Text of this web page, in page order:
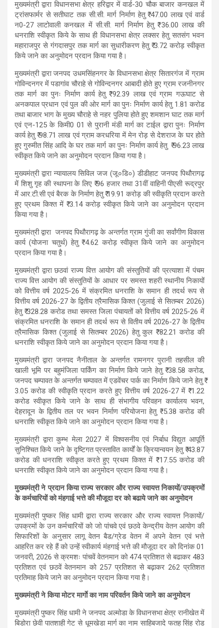
मुख्यमंत्री द्वारा विधानसभा क्षेत्र हरिद्वार में वार्ड-30 चौक बाजार कनखल में
ट्रांसफार्मर से सतीघाट तक सी.सी. मार्ग निर्माण हेतु ₹ 47.00 लाख एवं वार्ड
न0-27 लाटोवाली कनखल में सी.सी. मार्ग निर्माण हेतु ₹ 36.00 लाख की
धनराशि स्वीकृत किये के साथ ही विधानसभा क्षेत्र लक्सर हेतु सतसंग भवन
महाराजपुर से गंगदासपुर तक मार्ग का सुधारीकरण हेतु ₹ 3.72 करोड़ स्वीकृत
किये जाने का अनुमोदन प्रदान किया गया है।
मुख्यमंत्री द्वारा जनपद उधमसिंहनगर के विधानसभा क्षेत्र सितारगंज में ग्राम
गोविन्दनगर में पडागांव चौराहे से गोविन्दनगर आबादी होते हुए ग्राम रजनीनगर
तक मार्ग का पुनः निर्माण कार्य हेतु ₹ 92.39 लाख एवं ग्राम गऊघाट से
अनकपाल प्रधान एवं पुल की ओर मार्ग का पुनः निर्माण कार्य हेतु 1.81 करोड
तथा बाजार भाग के मुख्य चौराहे से नहर पुलिया होते हुए शमशान घाट तक मार्ग
एवं एन-125 के किमी0 01 से पुरानी मंडी मार्ग का टाईल द्वारा पुनः निर्माण
कार्य हेतु ₹ 98.71 लाख एवं ग्राम करधरिया में मेन रोड़ से देशराज के घर होते
हुए गुरुमीत सिंह आदि के घर तक मार्ग का पुनः निर्माण कार्य हेतु ₹ 96.23 लाख
स्वीकृत किये जाने का अनुमोदन प्रदान किया गया है।
मुख्यमंत्री द्वारा न्यायालय सिविल जज (जू०डि०) डीडीहाट जनपद पिथौरागढ़
में शिशु गृह की स्थापना के लिए ₹ 96 हजार तथा 31वीं वाहिनी पीएसी रूद्रपुर
में आर.टी.सी एवं बैरक के निर्माण हेतु ₹ 19.91 करोड़ की स्वीकृति प्रदान करते
हुए प्रथम किश्त में ₹ 3.14 करोड़ स्वीकृत किये जाने का अनुमोदन प्रदान
किया गया है।
मुख्यमंत्री द्वारा जनपद पिथौरागढ़ के अन्तर्गत ग्राम गुंजी का सर्वांगीण विकास
कार्य (योजना चतुर्थ) हेतु ₹ 4.62 करोड़ स्वीकृत किये जाने का अनुमोदन
प्रदान किया गया है।
मुख्यमंत्री द्वारा छठवां राज्य वित्त आयोग की संस्तुतियों की प्रत्याशा में पंचम
राज्य वित्त आयोग की संस्तुतियों के आधार पर समस्त शहरी स्थानीय निकायों
को वित्तीय वर्ष 2025-26 में संक्रमित धनराशि के समान ही तदर्थ रूप से
वित्तीय वर्ष 2026-27 के द्वितीय त्रैमासिक किश्त (जुलाई से सितम्बर 2026)
हेतु ₹ 328.28 करोड तथा समस्त जिला पंचायतों को वित्तीय वर्ष 2025-26 में
संक्रमित धनराशि के समान ही तदर्थ रूप से वितीय वर्ष 2026-27 के द्वितीय
त्रैमासिक किश्त (जुलाई से सितम्बर 2026) हेतु कुल ₹ 82.21 करोड की
धनराशि स्वीकृत किये जाने का अनुमोदन प्रदान किया गया है।
मुख्यमंत्री द्वारा जनपद नैनीताल के अन्तर्गत रामनगर पुरानी तहसील की
खाली भूमि पर बहुमंजिला पार्किंग का निर्माण किये जाने हेतु ₹ 38.58 करोड,
जनपद चम्पावत के अन्तर्गत चम्पावत में एडवेंचर पार्क का निर्माण किये जाने हेतु ₹
3.05 करोड की स्वीकृति प्रदान करते हुए वित्तीय वर्ष 2026-27 में ₹ 1.22
करोड स्वीकृत किये जाने के साथ ही संभागीय परिवहन कार्यालय भवन,
देहरादून के द्वितीय तल पर भवन निर्माण परियोजना हेतु ₹ 5.38 करोड की
धनराशि स्वीकृत किये जाने का अनुमोदन प्रदान किया गया है।
मुख्यमंत्री द्वारा कुम्भ मेला 2027 में विश्वसनीय एवं निर्बाध विद्युत आपूर्ति
सुनिश्चित किये जाने के दृष्टिगत प्रस्तावित कार्यों के क्रियान्वयन हेतु ₹ 43.87
करोड की धनराशि स्वीकृत करते हुए प्रथम किश्त में ₹ 17.55 करोड की
धनराशि स्वीकृत किये जाने का अनुमोदन प्रदान किया गया है।
मुख्यमंत्री ने प्रदान किया राज्य सरकार और राज्य स्वायत्त निकायों/उपक्रमों
के कर्मचारियों को मंहगाई भत्ते की मौजूदा दर को बढाये जाने का अनुमोदन
मुख्यमंत्री पुष्कर सिंह धामी द्वारा राज्य सरकार और राज्य स्वायत्त निकायों/
उपक्रमों के उन कर्मचारियों को जो पांचवे एवं छठवे केन्द्रीय वेतन आयोग की
सिफारिशों के अनुसार लागू वेतन बैड/ग्रेड वेतन में अपने वेतन एवं भत्ते
आहरित कर रहे हैं को उन्हें स्वीकार्य मंहगाई भत्ते की मौजूदा दर को दिनांक 01
जनवरी, 2026 से क्रमशः पांचवें वेतनमान को 474 प्रतिशत से बढाकर 483
प्रतिशत एवं छठवें वेतनमान को 257 प्रतिशत से बढ़ाकर 262 प्रतिशत
प्रतिमाह किये जाने का अनुमोदन प्रदान किया गया है।
मुख्यमंत्री ने किया मोटर मार्गाे का नाम परिवर्तन किये जाने का अनुमोदन
मुख्यमंत्री पुष्कर सिंह धामी ने जनपद अल्मोडा के विधानसभा क्षेत्र रानीखेत में
बिडोरा छेवी पातशाही गेट से धूमखेडा मार्ग का नाम साहिबजादे फतह सिंह रोड